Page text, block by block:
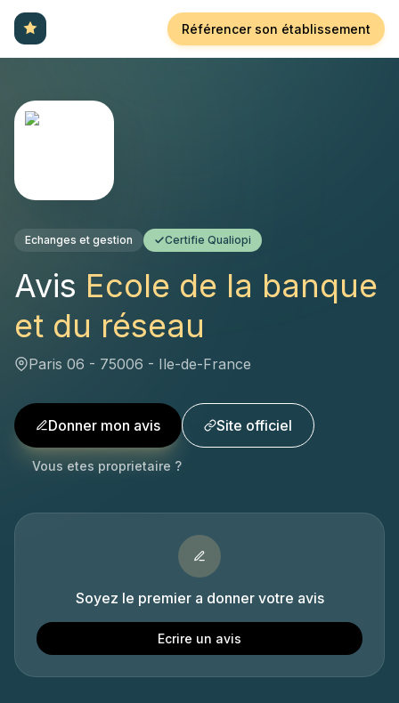
Référencer son établissement
Echanges et gestion Certifie Qualiopi
Avis Ecole de la banque
et du réseau
Paris 06 - 75006 - Ile-de-France
Donner mon avis Site officiel
Vous etes proprietaire ?
Soyez le premier a donner votre avis
Ecrire un avis